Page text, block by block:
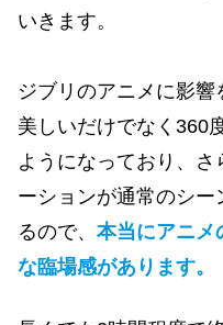
いきます。
ジブリのアニメに影
美しいだけでなく360
ようになっており、
ーションが通常のシー
るので、 本当にアニメ
な臨場感があります。